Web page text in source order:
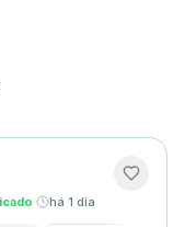
· há 1 dia